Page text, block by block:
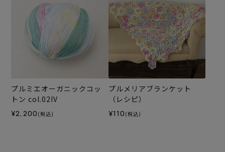
プルミエオーガニックコッ
トン col.02IV
¥2,200 (税込)
プルメリアブランケット
（レシピ）
¥110 (税込)